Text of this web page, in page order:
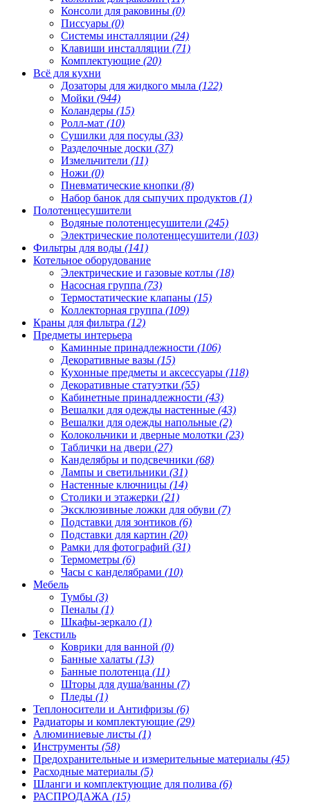
Консоли для раковины (0)
Писсуары (0)
Системы инсталляции (24)
Клавиши инсталляции (71)
Комплектующие (20)
Всё для кухни
Дозаторы для жидкого мыла (122)
Мойки (944)
Коландеры (15)
Ролл-мат (10)
Сушилки для посуды (33)
Разделочные доски (37)
Измельчители (11)
Ножи (0)
Пневматические кнопки (8)
Набор банок для сыпучих продуктов (1)
Полотенцесушители
Водяные полотенцесушители (245)
Электрические полотенцесушители (103)
Фильтры для воды (141)
Котельное оборудование
Электрические и газовые котлы (18)
Насосная группа (73)
Термостатические клапаны (15)
Коллекторная группа (109)
Краны для фильтра (12)
Предметы интерьера
Каминные принадлежности (106)
Декоративные вазы (15)
Кухонные предметы и аксессуары (118)
Декоративные статуэтки (55)
Кабинетные принадлежности (43)
Вешалки для одежды настенные (43)
Вешалки для одежды напольные (2)
Колокольчики и дверные молотки (23)
Таблички на двери (27)
Канделябры и подсвечники (68)
Лампы и светильники (31)
Настенные ключницы (14)
Столики и этажерки (21)
Эксклюзивные ложки для обуви (7)
Подставки для зонтиков (6)
Подставки для картин (20)
Рамки для фотографий (31)
Термометры (6)
Часы с канделябрами (10)
Мебель
Тумбы (3)
Пеналы (1)
Шкафы-зеркало (1)
Текстиль
Коврики для ванной (0)
Банные халаты (13)
Банные полотенца (11)
Шторы для душа/ванны (7)
Пледы (1)
Теплоносители и Антифризы (6)
Радиаторы и комплектующие (29)
Алюминиевые листы (1)
Инструменты (58)
Предохранительные и измерительные материалы (45)
Расходные материалы (5)
Шланги и комплектующие для полива (6)
РАСПРОДАЖА (15)